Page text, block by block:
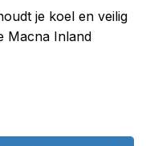
je koel en veilig
Macna Inland